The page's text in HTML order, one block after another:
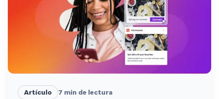
Artículo 7 min de lectura